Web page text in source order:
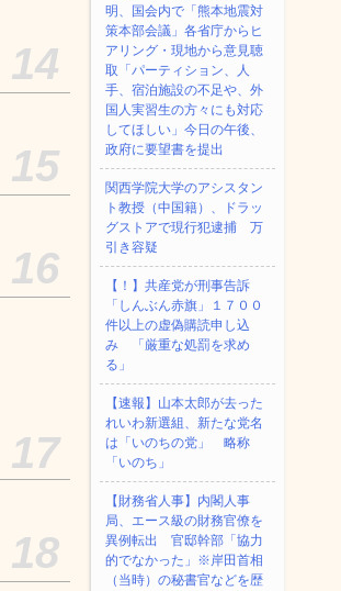
14
15
16
17
18
明、国会内で「熊本地震対
策本部会議」各省庁からヒ
アリング・現地から意見聴
取「パーティション、人
手、宿泊施設の不足や、外
国人実習生の方々にも対応
してほしい」今日の午後、
政府に要望書を提出
関西学院大学のアシスタン
ト教授（中国籍）、ドラッ
グストアで現行犯逮捕 万
引き容疑
【！】共産党が刑事告訴
「しんぶん赤旗」１７００
件以上の虚偽購読申し込
み 「厳重な処罰を求め
る」
【速報】山本太郎が去った
れいわ新選組、新たな党名
は「いのちの党」 略称
「いのち」
【財務省人事】内閣人事
局、エース級の財務官僚を
異例転出 官邸幹部「協力
的でなかった」※岸田首相
（当時）の秘書官などを歴